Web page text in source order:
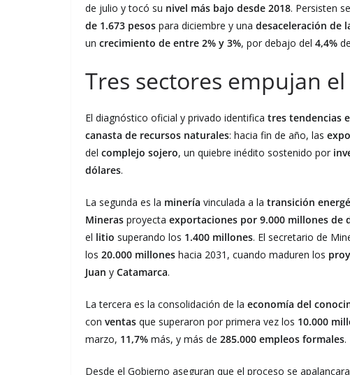
de julio y tocó su nivel más bajo desde 2018. Persisten
de 1.673 pesos para diciembre y una desaceleración de
un crecimiento de entre 2% y 3%, por debajo del 4,4%
Tres sectores empujan
El diagnóstico oficial y privado identifica tres tendencias
canasta de recursos naturales: hacia fin de año, las
del complejo sojero, un quiebre inédito sostenido por
dólares.
La segunda es la minería vinculada a la transición
Mineras proyecta exportaciones por 9.000 millones de
el litio superando los 1.400 millones. El secretario de
los 20.000 millones hacia 2031, cuando maduren los
Juan y Catamarca.
La tercera es la consolidación de la economía del
con ventas que superaron por primera vez los 10.000
marzo, 11,7% más, y más de 285.000 empleos formales.
Desde el Gobierno aseguran que el proceso se